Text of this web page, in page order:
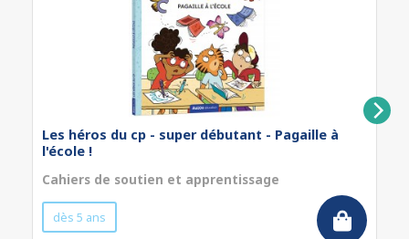
Les héros du cp - super débutant - Pagaille à
l'école !
Cahiers de soutien et apprentissage
dès 5 ans